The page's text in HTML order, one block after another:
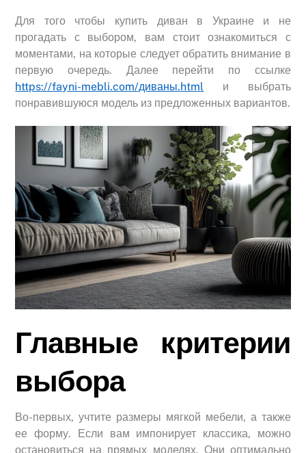
Для того чтобы купить диван в Украине и не
прогадать с выбором, вам стоит ознакомиться с
моментами, на которые следует обратить внимание в
первую очередь. Далее перейти по ссылке
https://fayni-mebli.com/диваны.html и выбрать
понравившуюся модель из предложенных вариантов.
Главные критерии
выбора
Во-первых, учтите размеры мягкой мебели, а также
ее форму. Если вам импонирует классика, можно
остановиться на прямых моделях. Они оптимально